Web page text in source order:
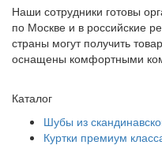
Наши сотрудники готовы
по Москве и в российские
страны могут получить
оснащены комфортными
Каталог
Шубы из
Куртки премиум